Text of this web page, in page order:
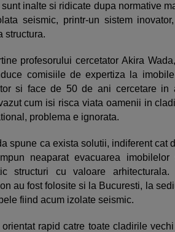
sunt inalte si ridicate dupa normative
seismic, printr-un sistem
structura.
profesorului cercetator Akira
comisiile de expertiza la
si face de 50 de ani cercetare in
cum isi risca viata oamenii in
problema e ignorata.
spune ca exista solutii, indiferent cat
neaparat evacuarea
structuri cu valoare
au fost folosite si la Bucuresti, la
fiind acum izolate seismic.
rapid catre toate cladirile